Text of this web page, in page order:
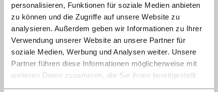
personalisieren, Funktionen für soziale Medien anbieten
zu können und die Zugriffe auf unsere Website zu
analysieren. Außerdem geben wir Informationen zu Ihrer
Verwendung unserer Website an unsere Partner für
soziale Medien, Werbung und Analysen weiter. Unsere
Partner führen diese Informationen möglicherweise mit
weiteren Daten zusammen, die Sie ihnen bereitgestellt
haben oder die sie im Rahmen Ihrer Nutzung der Dienste
alberga un museo dedicado a la invención
de la fotografía. En Chalon-sur-Saône
destacan las casas de entramado de
madera y las fachadas Art Nouveau. El
Théâtre Piccolo, inspirado en la ópera real
de Versalles, completa el encanto cultural de